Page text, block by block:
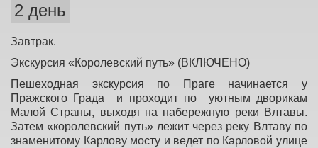
2 день
Завтрак.
Экскурсия «Королевский путь» (ВКЛЮЧЕНО)
Пешеходная экскурсия по Праге начинается у
Пражского Града и проходит по уютным дворикам
Малой Страны, выходя на набережную реки Влтавы.
Затем «королевский путь» лежит через реку Влтаву по
знаменитому Карлову мосту и ведет по Карловой улице